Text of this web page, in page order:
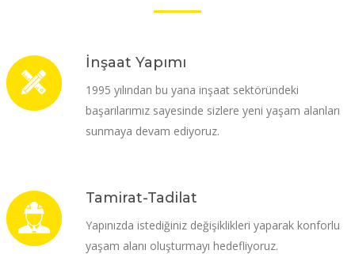
İnşaat Yapımı
1995 yılından bu yana inşaat sektöründeki
başarılarımız sayesinde sizlere yeni yaşam alanları
sunmaya devam ediyoruz.
Tamirat-Tadilat
Yapınızda istediğiniz değişiklikleri yaparak konforlu
yaşam alanı oluşturmayı hedefliyoruz.